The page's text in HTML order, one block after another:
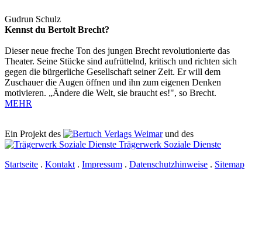
Gudrun Schulz
Kennst du Bertolt Brecht?
Dieser neue freche Ton des jungen Brecht revolutionierte das
Theater. Seine Stücke sind aufrüttelnd, kritisch und richten sich
gegen die bürgerliche Gesellschaft seiner Zeit. Er will dem
Zuschauer die Augen öffnen und ihn zum eigenen Denken
motivieren. „Ändere die Welt, sie braucht es!", so Brecht.
MEHR
Ein Projekt des Verlags Weimarund des
Trägerwerk Soziale Dienste
Startseite . Kontakt . Impressum . Datenschutzhinweise . Sitemap